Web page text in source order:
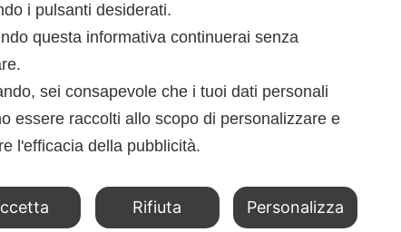
i pulsanti desiderati.
questa informativa continuerai senza
sei consapevole che i tuoi dati personali
essere raccolti allo scopo di personalizzare e
l'efficacia della pubblicità.
Rifiuta Personalizza